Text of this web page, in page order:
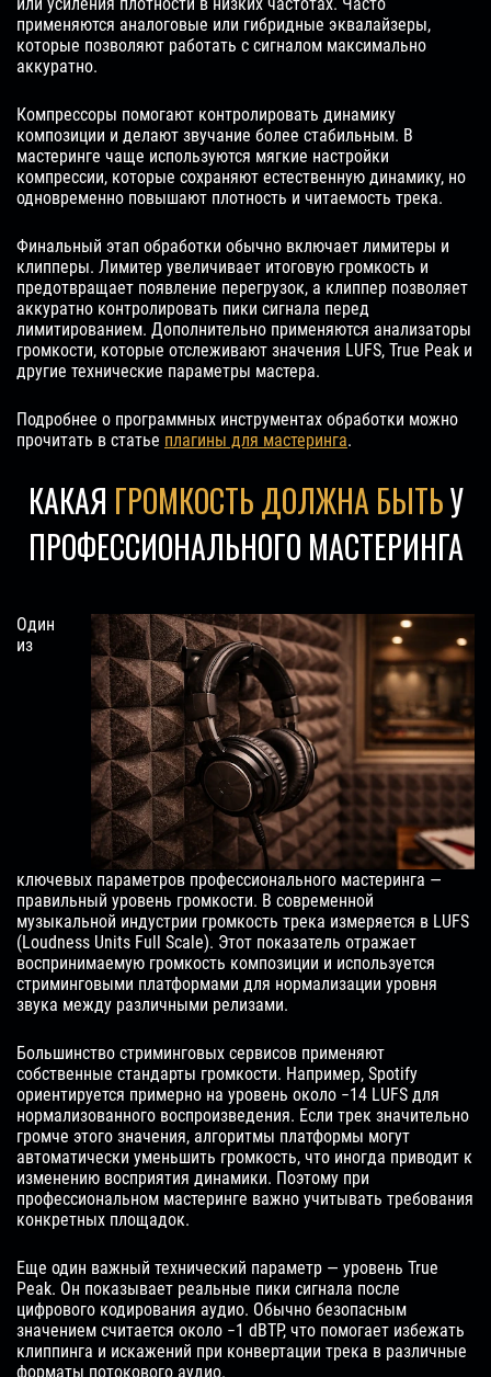
применяются аналоговые или гибридные эквалайзеры,
которые позволяют работать с сигналом максимально
аккуратно.
Компрессоры помогают контролировать динамику
композиции и делают звучание более стабильным. В
мастеринге чаще используются мягкие настройки
компрессии, которые сохраняют естественную динамику, но
одновременно повышают плотность и читаемость трека.
Финальный этап обработки обычно включает лимитеры и
клипперы. Лимитер увеличивает итоговую громкость и
предотвращает появление перегрузок, а клиппер позволяет
аккуратно контролировать пики сигнала перед
лимитированием. Дополнительно применяются анализаторы
громкости, которые отслеживают значения LUFS, True Peak и
другие технические параметры мастера.
Подробнее о программных инструментах обработки можно
прочитать в статье плагины для мастеринга.
КАКАЯ ГРОМКОСТЬ ДОЛЖНА БЫТЬУ
ПРОФЕССИОНАЛЬНОГО МАСТЕРИНГА
Один
из
ключевых параметров профессионального мастеринга —
правильный уровень громкости. В современной
музыкальной индустрии громкость трека измеряется в LUFS
(Loudness Units Full Scale). Этот показатель отражает
воспринимаемую громкость композиции и используется
стриминговыми платформами для нормализации уровня
звука между различными релизами.
Большинство стриминговых сервисов применяют
собственные стандарты громкости. Например, Spotify
ориентируется примерно на уровень около −14 LUFS для
нормализованного воспроизведения. Если трек значительно
громче этого значения, алгоритмы платформы могут
автоматически уменьшить громкость, что иногда приводит к
изменению восприятия динамики. Поэтому при
профессиональном мастеринге важно учитывать требования
конкретных площадок.
Еще один важный технический параметр — уровень True
Peak. Он показывает реальные пики сигнала после
цифрового кодирования аудио. Обычно безопасным
значением считается около −1 dBTP, что помогает избежать
клиппинга и искажений при конвертации трека в различные
форматы потокового аудио.